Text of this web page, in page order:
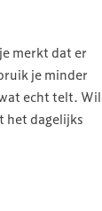
merkt dat er
je minder
echt telt. Wil
het dagelijks